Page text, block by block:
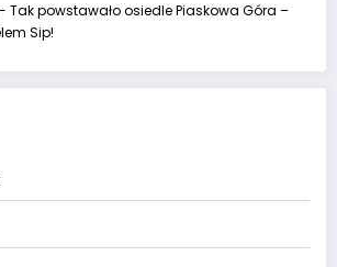
- Tak powstawało osiedle Piaskowa Góra –
Sip!